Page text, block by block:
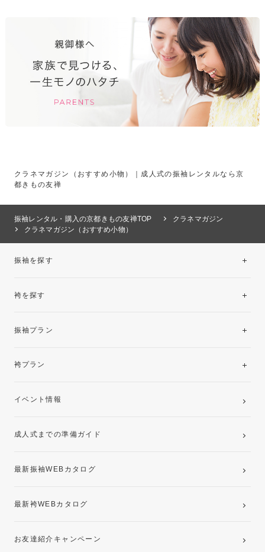
クラネマガジン（おすすめ小物）｜成人式の振袖レンタルなら京
都きもの友禅
振袖レンタル・購入の京都きもの友禅TOP
クラネマガジン
クラネマガジン（おすすめ小物）
振袖を探す
袴を探す
振袖プラン
レンタルプラン
袴プラン
卒業袴レンタルプラン
イベント情報
成人式までの準備ガイド
最新振袖WEBカタログ
最新袴WEBカタログ
お友達紹介キャンペーン